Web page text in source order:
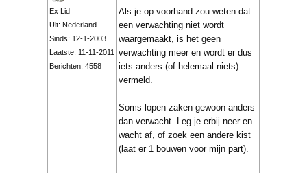
Ex Lid
Uit: Nederland
Sinds: 12-1-2003
Laatste: 11-11-2011
Berichten: 4558
Als je op voorhand zou weten dat
een verwachting niet wordt
waargemaakt, is het geen
verwachting meer en wordt er dus
iets anders (of helemaal niets)
vermeld.
Soms lopen zaken gewoon anders
dan verwacht. Leg je erbij neer en
wacht af, of zoek een andere kist
(laat er 1 bouwen voor mijn part).